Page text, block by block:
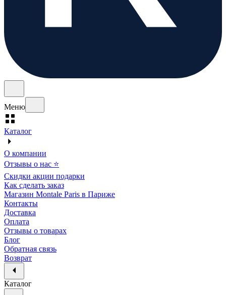
Меню
Каталог
О компании
Отзывы о нас ⭐
Скидки акции подарки
Как сделать заказ
Магазин Montale Paris в Париже
Контакты
Доставка
Оплата
Отзывы о товарах
Блог
Обратная связь
Возврат
Каталог